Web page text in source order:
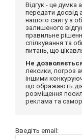
Відгук - це думка
передати досвід
нашого сайту з
залишеного
правильне
спілкування та
питань, що
Не
лексики, погроз
іншими
що ображають
розміщення
реклама та
Введіть email: